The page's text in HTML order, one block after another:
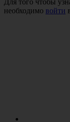
Для того чтобы
необходимо войти